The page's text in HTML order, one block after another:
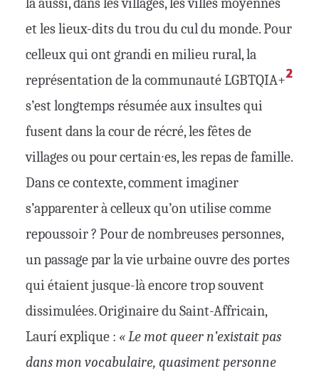
et les lieux-dits du trou du cul du monde. Pour
celleux qui ont grandi en milieu rural, la
représentation de la communauté LGBTQIA+2
s’est longtemps résumée aux insultes qui
fusent dans la cour de récré, les fêtes de
villages ou pour certain∙es, les repas de famille.
Dans ce contexte, comment imaginer
s’apparenter à celleux qu’on utilise comme
repoussoir ? Pour de nombreuses personnes,
un passage par la vie urbaine ouvre des portes
qui étaient jusque-là encore trop souvent
dissimulées. Originaire du Saint-Affricain,
Laurí explique : « Le mot queer n’existait pas
dans mon vocabulaire, quasiment personne